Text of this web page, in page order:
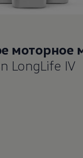
моторное
LongLife IV